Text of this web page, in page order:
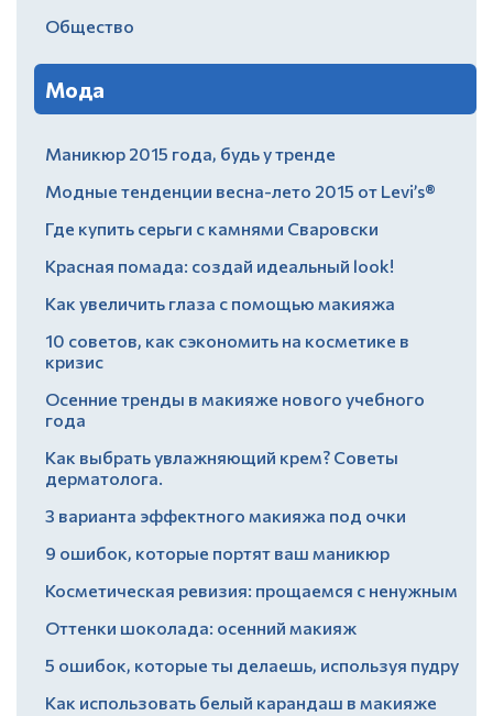
Общество
Мода
Маникюр 2015 года, будь у тренде
Модные тенденции весна-лето 2015 от Levi’s®
Где купить серьги с камнями Сваровски
Красная помада: создай идеальный look!
Как увеличить глаза с помощью макияжа
10 советов, как сэкономить на косметике в
кризис
Осенние тренды в макияже нового учебного
года
Как выбрать увлажняющий крем? Советы
дерматолога.
3 варианта эффектного макияжа под очки
9 ошибок, которые портят ваш маникюр
Косметическая ревизия: прощаемся с ненужным
Оттенки шоколада: осенний макияж
5 ошибок, которые ты делаешь, используя пудру
Как использовать белый карандаш в макияже